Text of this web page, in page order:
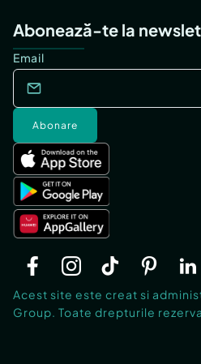
Abonează-te la
Email
Abonare
Acest site este creat si
Group. Toate drepturile